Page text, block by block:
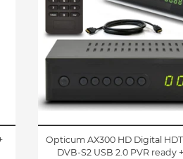
Opticum AX300 HD Digital
DVB-S2 USB 2.0 PVR ready